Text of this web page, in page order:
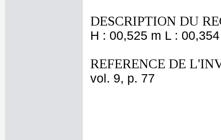
DESCRIPTION DU
H : 00,525 m L :
REFERENCE DE
vol. 9, p. 77